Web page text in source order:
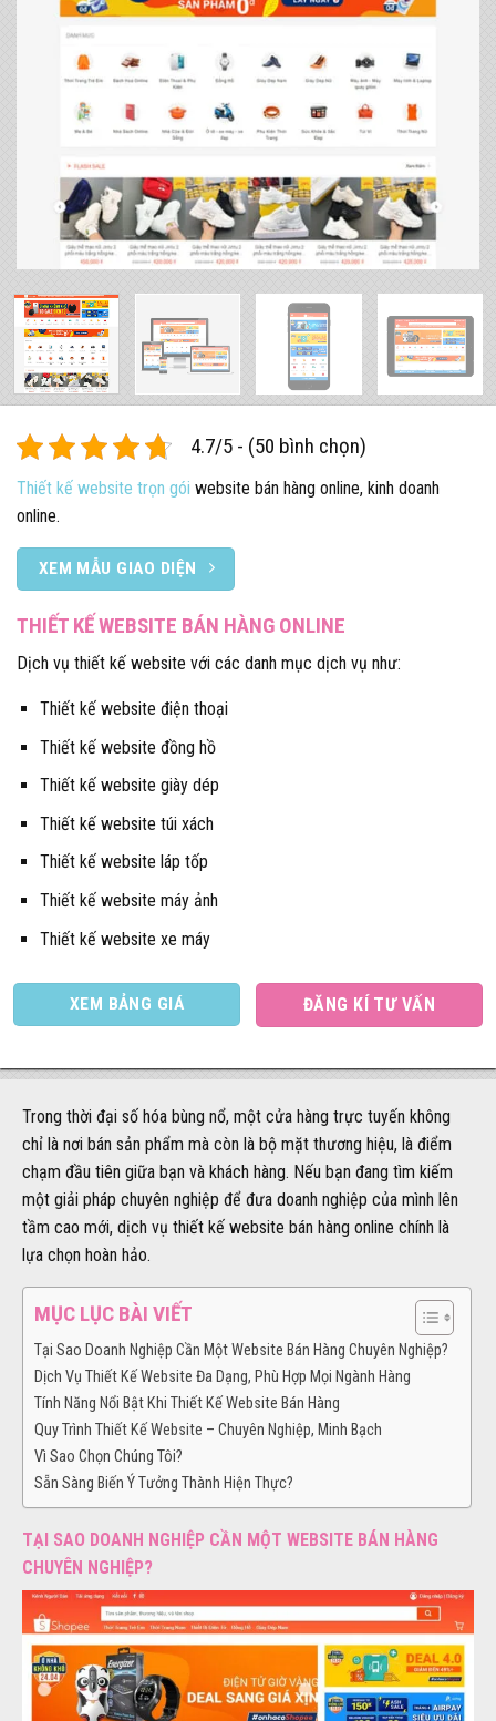
4.7/5 - (50 bình chọn)
Thiết kế website trọn gói website bán hàng online, kinh doanh
online.
XEM MẪU GIAO DIỆN
THIẾT KẾ WEBSITE BÁN HÀNG ONLINE
Dịch vụ thiết kế website với các danh mục dịch vụ như:
Thiết kế website điện thoại
Thiết kế website đồng hồ
Thiết kế website giày dép
Thiết kế website túi xách
Thiết kế website láp tốp
Thiết kế website máy ảnh
Thiết kế website xe máy
XEM BẢNG GIÁ ĐĂNG KÍ TƯ VẤN
Trong thời đại số hóa bùng nổ, một cửa hàng trực tuyến không
chỉ là nơi bán sản phẩm mà còn là bộ mặt thương hiệu, là điểm
chạm đầu tiên giữa bạn và khách hàng. Nếu bạn đang tìm kiếm
một giải pháp chuyên nghiệp để đưa doanh nghiệp của mình lên
tầm cao mới, dịch vụ thiết kế website bán hàng online chính là
lựa chọn hoàn hảo.
MỤC LỤC BÀI VIẾT
Tại Sao Doanh Nghiệp Cần Một Website Bán Hàng Chuyên Nghiệp?
Dịch Vụ Thiết Kế Website Đa Dạng, Phù Hợp Mọi Ngành Hàng
Tính Năng Nổi Bật Khi Thiết Kế Website Bán Hàng
Quy Trình Thiết Kế Website – Chuyên Nghiệp, Minh Bạch
Vì Sao Chọn Chúng Tôi?
Sẵn Sàng Biến Ý Tưởng Thành Hiện Thực?
TẠI SAO DOANH NGHIỆP CẦN MỘT WEBSITE BÁN HÀNG
CHUYÊN NGHIỆP?